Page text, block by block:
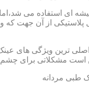
پلاستیکی از آن جهت
مشکلاتی برای چشم
طبی مردانه